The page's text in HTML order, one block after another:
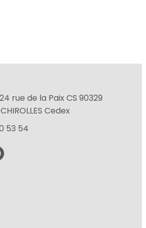
rue de la Paix CS 90329
Cedex
53 54